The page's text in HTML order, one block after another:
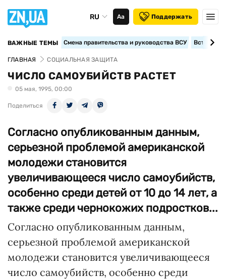
RU Аа Поддержать
ВАЖНЫЕ ТЕМЫ Смена правительства и руководства ВСУ
ГЛАВНАЯ СОЦИАЛЬНАЯ ЗАЩИТА
ЧИСЛО САМОУБИЙСТВ РАСТЕТ
05 мая, 1995, 00:00
Поделиться
Согласно опубликованным данным,
серьезной проблемой американской
молодежи становится
увеличивающееся число самоубийств,
особенно среди детей от 10 до 14 лет, а
также среди чернокожих подростков...
Согласно опубликованным данным,
серьезной проблемой американской
молодежи становится увеличивающееся
число самоубийств, особенно среди